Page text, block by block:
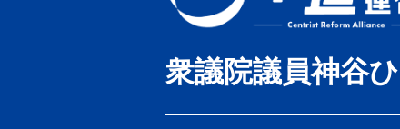
衆議院議員神谷